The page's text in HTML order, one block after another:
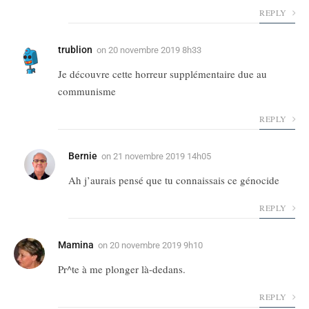
REPLY
trublion on 20 novembre 2019 8h33
Je découvre cette horreur supplémentaire due au
communisme
REPLY
Bernie on 21 novembre 2019 14h05
Ah j’aurais pensé que tu connaissais ce génocide
REPLY
Mamina on 20 novembre 2019 9h10
Pr^te à me plonger là-dedans.
REPLY